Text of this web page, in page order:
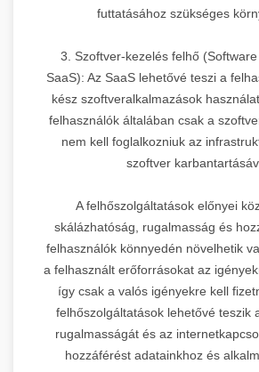
futtatásához szükséges
3. Szoftver-kezelés felhő
SaaS): Az SaaS lehetővé teszi a
kész szoftveralkalmazások
felhasználók általában csak a
nem kell foglalkozniuk az
szoftver
A felhőszolgáltatások előnyei
skálázhatóság, rugalmasság és
felhasználók könnyedén növelhetik
a felhasznált erőforrásokat az
így csak a valós igényekre kell
felhőszolgáltatások lehetővé teszik
rugalmasságát és az
hozzáférést adatainkhoz és